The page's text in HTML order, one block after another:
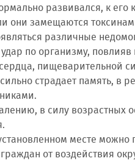
развивался, к
они замещаются
различные
по организму,
пищеварительной
страдает память, в
в силу возрастных
месте
от воздействия